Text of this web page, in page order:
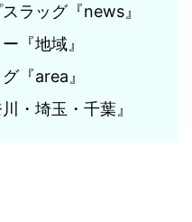
ラッグ『news』
『地域』
『area』
・埼玉・千葉』